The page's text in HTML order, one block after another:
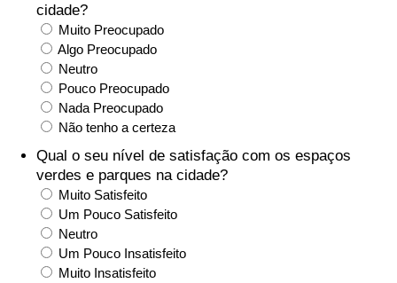
cidade?
Muito Preocupado
Algo Preocupado
Neutro
Pouco Preocupado
Nada Preocupado
Não tenho a certeza
Qual o seu nível de satisfação com os espaços
verdes e parques na cidade?
Muito Satisfeito
Um Pouco Satisfeito
Neutro
Um Pouco Insatisfeito
Muito Insatisfeito